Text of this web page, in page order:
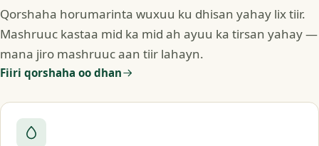
Qorshaha horumarinta wuxuu ku dhisan yahay lix tiir.
Mashruuc kastaa mid ka mid ah ayuu ka tirsan yahay —
mana jiro mashruuc aan tiir lahayn.
Fiiri qorshaha oo dhan